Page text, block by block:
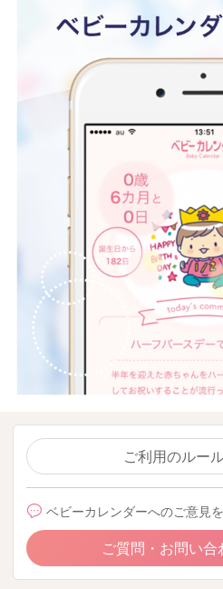
ご利用のルー
ベビーカレンダーへのご意見
ご質問・お問い合